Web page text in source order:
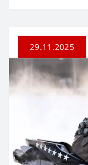
29.11.2025